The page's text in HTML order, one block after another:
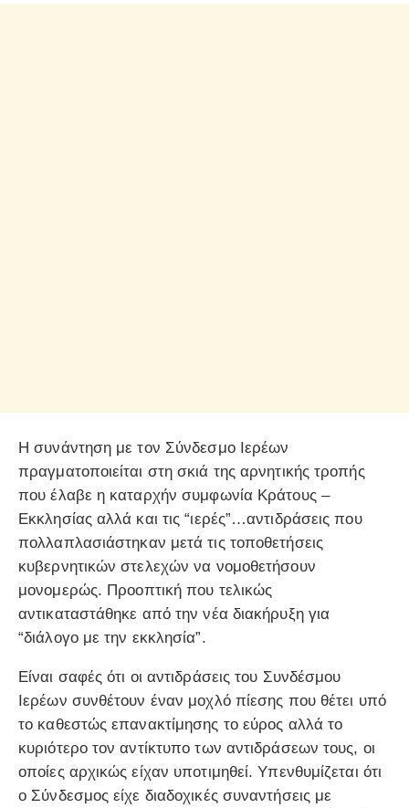
Η συνάντηση με τον Σύνδεσμο Ιερέων
πραγματοποιείται στη σκιά της αρνητικής τροπής
που έλαβε η καταρχήν συμφωνία Κράτους –
Εκκλησίας αλλά και τις “ιερές”…αντιδράσεις που
πολλαπλασιάστηκαν μετά τις τοποθετήσεις
κυβερνητικών στελεχών να νομοθετήσουν
μονομερώς. Προοπτική που τελικώς
αντικαταστάθηκε από την νέα διακήρυξη για
“διάλογο με την εκκλησία”.
Είναι σαφές ότι οι αντιδράσεις του Συνδέσμου
Ιερέων συνθέτουν έναν μοχλό πίεσης που θέτει υπό
το καθεστώς επανακτίμησης το εύρος αλλά το
κυριότερο τον αντίκτυπο των αντιδράσεων τους, οι
οποίες αρχικώς είχαν υποτιμηθεί. Υπενθυμίζεται ότι
ο Σύνδεσμος είχε διαδοχικές συναντήσεις με